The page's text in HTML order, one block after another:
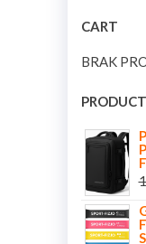
CART
BRAK